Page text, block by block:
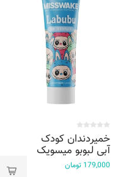
خميردندان کودک
آبی لبوبو میسویک
50 میل
179,000 تومان